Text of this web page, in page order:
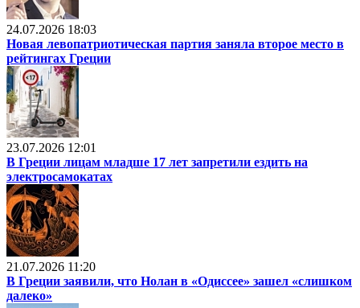
24.07.2026 18:03
Новая левопатриотическая партия заняла второе место в
рейтингах Греции
23.07.2026 12:01
В Греции лицам младше 17 лет запретили ездить на
электросамокатах
21.07.2026 11:20
В Греции заявили, что Нолан в «Одиссее» зашел «слишком
далеко»